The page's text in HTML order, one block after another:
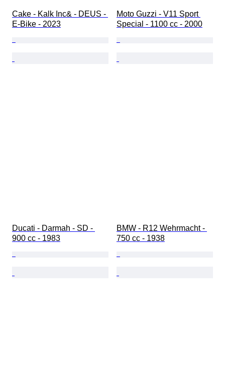
Cake - Kalk Inc& - DEUS -
E-Bike - 2023
Moto Guzzi - V11 Sport
Special - 1100 cc - 2000
Ducati - Darmah - SD -
900 cc - 1983
BMW - R12 Wehrmacht -
750 cc - 1938